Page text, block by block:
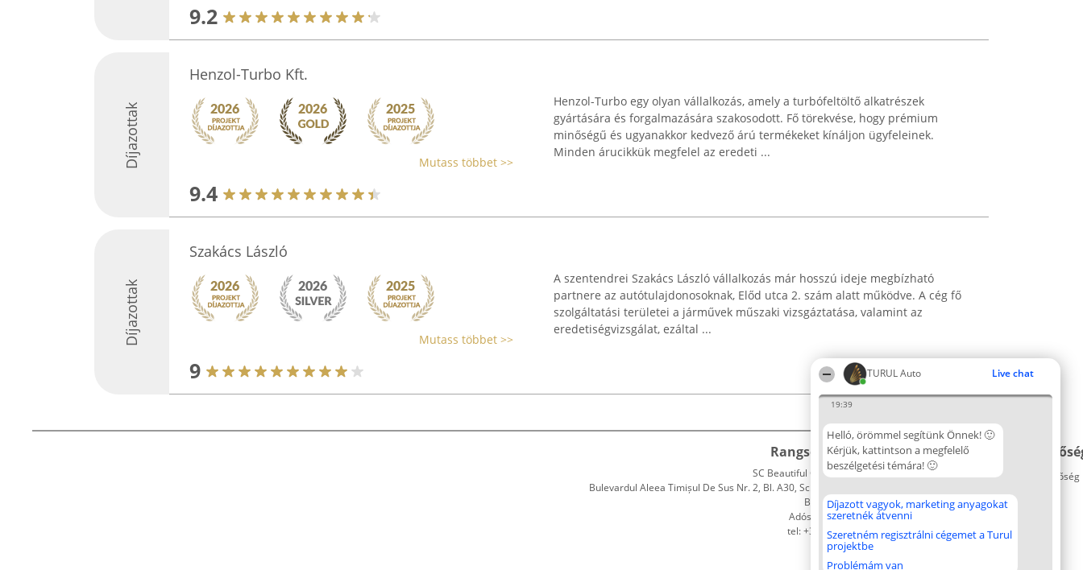
TURUL Auto Live chat
19:39
Helló, örömmel segítünk Önnek! 🙂
Kérjük, kattintson a megfelelő
beszélgetési témára! 🙂
Díjazott vagyok, marketing anyagokat
szeretnék átvenni
Szeretném regisztrálni cégemet a Turul
projektbe
Problémám van
9.2
Díjazottak
Henzol-Turbo Kft.
Mutass többet >>
9.4
Henzol-Turbo egy olyan vállalkozás, amely a turbófeltöltő alkatrészek
gyártására és forgalmazására szakosodott. Fő törekvése, hogy prémium
minőségű és ugyanakkor kedvező árú termékeket kínáljon ügyfeleinek.
Minden árucikkük megfelel az eredeti ...
Díjazottak
Szakács László
Mutass többet >>
9
A szentendrei Szakács László vállalkozás már hosszú ideje megbízható
partnere az autótulajdonosoknak, Előd utca 2. szám alatt működve. A cég fő
szolgáltatási területei a járművek műszaki vizsgáztatása, valamint az
eredetiségvizsgálat, ezáltal ...
Rangsorszervező
SC Beautiful Company S.R.L.
Bulevardul Aleea Timișul De Sus Nr. 2, Bl. A30, Sc. A, Et. 4, Ap. 13
Bukarest 53-238
Adószám 36737675
tel: +363 033 425 71
Népszavazás
Nyertesek
díjazottak
Szabályok
Státusz
Elérhetőség